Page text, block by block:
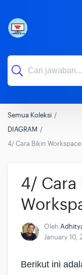
Semua Koleksi
DIAGRAM
4/ Cara Bikin Workspace
4/ Cara
Oleh
January 10,
Berikut ini